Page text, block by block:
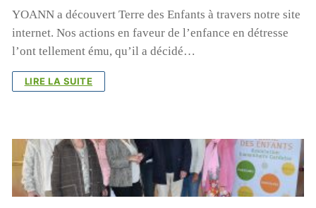
YOANN a découvert Terre des Enfants à travers notre site
internet. Nos actions en faveur de l’enfance en détresse
l’ont tellement ému, qu’il a décidé…
LIRE LA SUITE